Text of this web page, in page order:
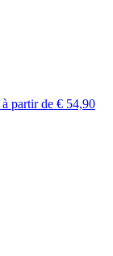
à partir de € 54,90